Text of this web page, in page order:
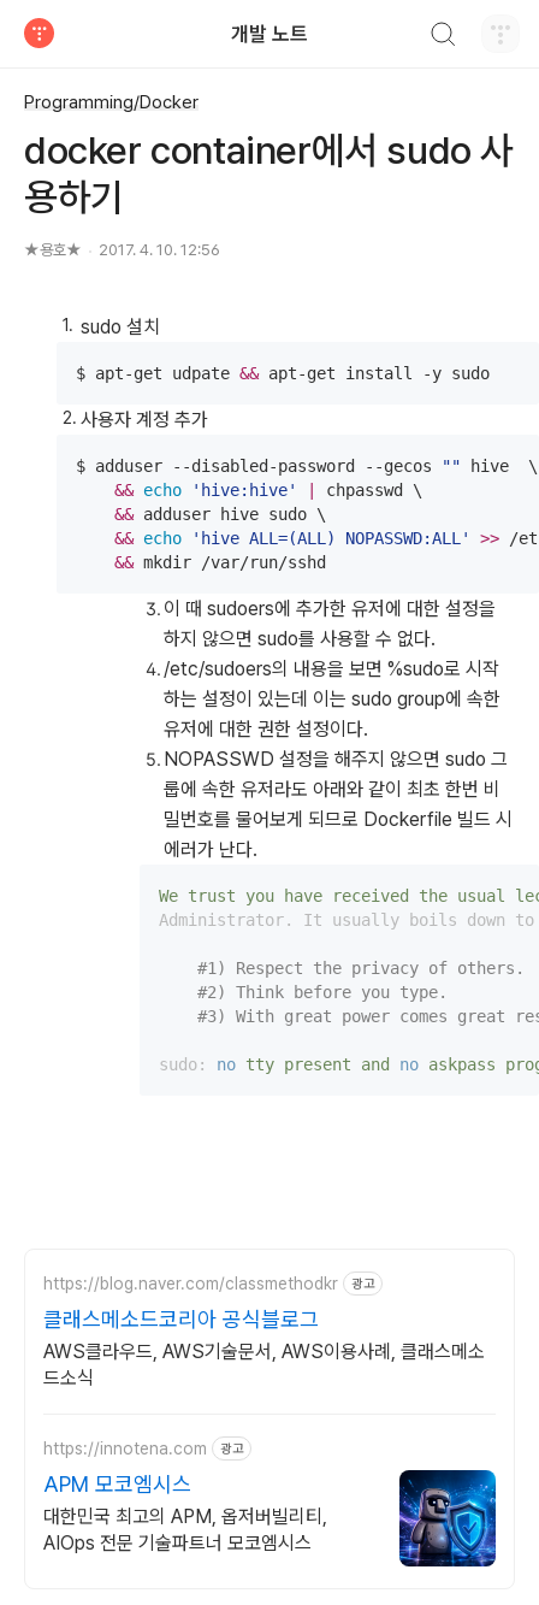
개발 노트
Programming/Docker
docker container에서 sudo 사
용하기
★용호★ 2017. 4. 10. 12:56
sudo 설치
$ apt-get udpate && apt-get install -y sudo
사용자 계정 추가
$ adduser --disabled-password --gecos "" hive  \
&& echo ' hive:hive'
chpasswd \
&& adduser hive sudo \
&& echo ' hive ALL=(ALL) NOPASSWD:ALL ' >> /
&& mkdir /var/run/sshd
이 때 sudoers에 추가한 유저에 대한 설정을
하지 않으면 sudo를 사용할 수 없다.
/etc/sudoers의 내용을 보면 %sudo로 시작
하는 설정이 있는데 이는 sudo group에 속한
유저에 대한 권한 설정이다.
NOPASSWD 설정을 해주지 않으면 sudo 그
룹에 속한 유저라도 아래와 같이 최초 한번 비
밀번호를 물어보게 되므로 Dockerfile 빌드 시
에러가 난다.
We trust you have received the usual
Administrator. It usually boils down
#1) Respect the privacy of others.
#2) Think before you type.
#3) With great power comes great
sudo: no tty present and no askpass
https://blog.naver.com/classmethodkr 광고
클래스메소드코리아 공식블로그
AWS클라우드, AWS기술문서, AWS이용사례, 클래스메소
드소식
https://innotena.com 광고
APM 모코엠시스
대한민국 최고의 APM, 옵저버빌리티,
AIOps 전문 기술파트너 모코엠시스